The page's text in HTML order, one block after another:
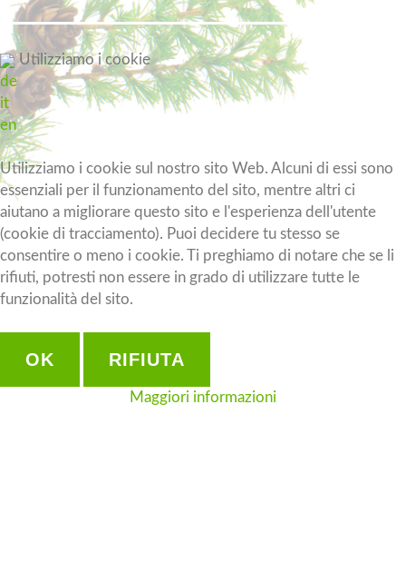
Utilizziamo i cookie
de
it
en
Utilizziamo i cookie sul nostro sito Web. Alcuni di essi sono
essenziali per il funzionamento del sito, mentre altri ci
aiutano a migliorare questo sito e l'esperienza dell'utente
(cookie di tracciamento). Puoi decidere tu stesso se
consentire o meno i cookie. Ti preghiamo di notare che se li
rifiuti, potresti non essere in grado di utilizzare tutte le
funzionalità del sito.
OK RIFIUTA
Maggiori informazioni